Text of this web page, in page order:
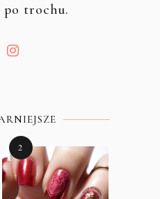
po trochu.